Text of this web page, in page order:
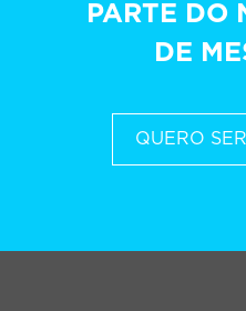
PARTE DO
DE
QUERO